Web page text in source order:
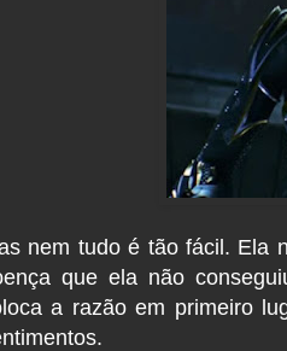
nem tudo é tão fácil. Ela
que ela não
a razão em primeiro